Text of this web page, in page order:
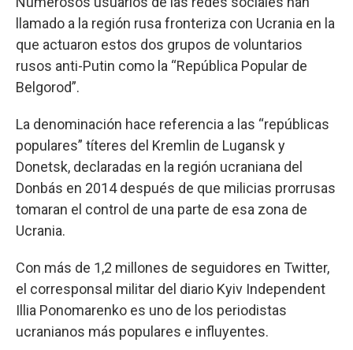
llamado a la región rusa fronteriza con Ucrania en la
que actuaron estos dos grupos de voluntarios
rusos anti-Putin como la “República Popular de
Belgorod”.
La denominación hace referencia a las “repúblicas
populares” títeres del Kremlin de Lugansk y
Donetsk, declaradas en la región ucraniana del
Donbás en 2014 después de que milicias prorrusas
tomaran el control de una parte de esa zona de
Ucrania.
Con más de 1,2 millones de seguidores en Twitter,
el corresponsal militar del diario Kyiv Independent
Illia Ponomarenko es uno de los periodistas
ucranianos más populares e influyentes.